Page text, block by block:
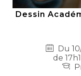
Dessin
Du
de